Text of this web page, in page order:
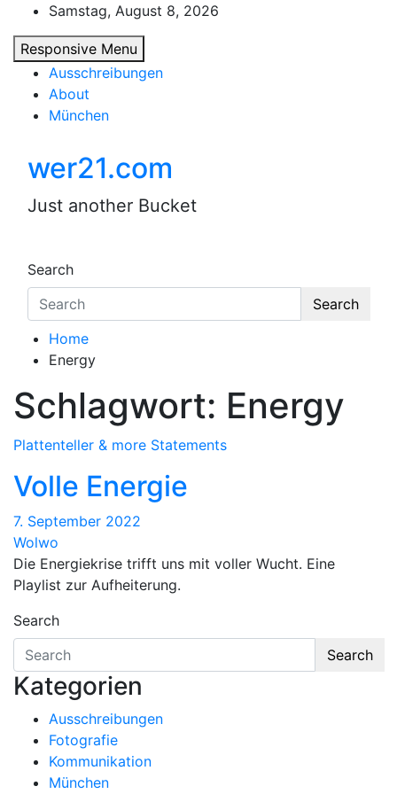
content
Samstag, August 8, 2026
Responsive Menu
Ausschreibungen
About
München
wer21.com
Just another Bucket
Search
Search
Home
Energy
Schlagwort: Energy
Plattenteller & more Statements
Volle Energie
7. September 2022
Wolwo
Die Energiekrise trifft uns mit voller Wucht. Eine
Playlist zur Aufheiterung.
Search
Search
Kategorien
Ausschreibungen
Fotografie
Kommunikation
München